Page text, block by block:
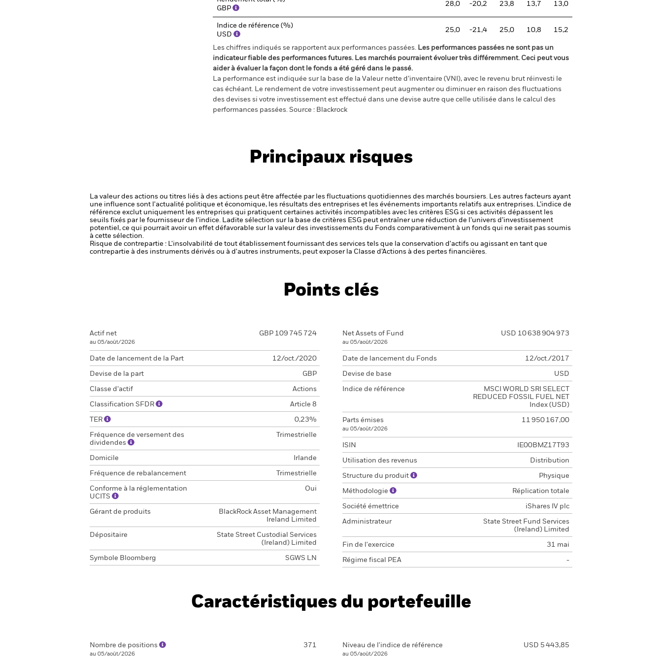
GBP
28,0 -20,2 23,8 13,7 13,0
Indice de référence (%)
USD
25,0 -21,4 25,0 10,8 15,2
Les chiffres indiqués se rapportent aux performances passées. Les performances passées ne sont pas un
indicateur fiable des performances futures. Les marchés pourraient évoluer très différemment. Ceci peut vous
aider à évaluer la façon dont le fonds a été géré dans le passé.
La performance est indiquée sur la base de la Valeur nette d’inventaire (VNI), avec le revenu brut réinvesti le
cas échéant. Le rendement de votre investissement peut augmenter ou diminuer en raison des fluctuations
des devises si votre investissement est effectué dans une devise autre que celle utilisée dans le calcul des
performances passées. Source : Blackrock
Principaux risques
La valeur des actions ou titres liés à des actions peut être affectée par les fluctuations quotidiennes des marchés boursiers. Les autres facteurs ayant
une influence sont l'actualité politique et économique, les résultats des entreprises et les événements importants relatifs aux entreprises. L’indice de
référence exclut uniquement les entreprises qui pratiquent certaines activités incompatibles avec les critères ESG si ces activités dépassent les
seuils fixés par le fournisseur de l’indice. Ladite sélection sur la base de critères ESG peut entraîner une réduction de l’univers d’investissement
potentiel, ce qui pourrait avoir un effet défavorable sur la valeur des investissements du Fonds comparativement à un fonds qui ne serait pas soumis
à cette sélection.
Risque de contrepartie : L'insolvabilité de tout établissement fournissant des services tels que la conservation d'actifs ou agissant en tant que
contrepartie à des instruments dérivés ou à d'autres instruments, peut exposer la Classe d’Actions à des pertes financières.
Points clés
Actif net
au 05/août/2026
GBP 109 745 724
Date de lancement de la Part 12/oct./2020
Devise de la part GBP
Classe d’actif Actions
Classification SFDR Article 8
TER 0,23%
Fréquence de versement des
dividendes
Trimestrielle
Domicile Irlande
Fréquence de rebalancement Trimestrielle
Conforme à la réglementation
UCITS
Oui
Gérant de produits
BlackRock Asset Management
Ireland Limited
Dépositaire
State Street Custodial Services
(Ireland) Limited
Symbole Bloomberg SGWS LN
Net Assets of Fund
au 05/août/2026
USD 10 638 904 973
Date de lancement du Fonds 12/oct./2017
Devise de base USD
Indice de référence
MSCI WORLD SRI SELECT
REDUCED FOSSIL FUEL NET
Index (USD)
Parts émises
au 05/août/2026
11 950 167,00
ISIN IE00BMZ17T93
Utilisation des revenus Distribution
Structure du produit Physique
Méthodologie Réplication totale
Société émettrice iShares IV plc
Administrateur
State Street Fund Services
(Ireland) Limited
Fin de l'exercice 31 mai
Régime fiscal PEA -
Caractéristiques du portefeuille
Nombre de positions
au 05/août/2026
371 Niveau de l'indice de référence
au 05/août/2026
USD 5 443,85